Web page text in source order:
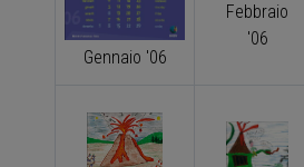
Gennaio '06
Febbraio
'06